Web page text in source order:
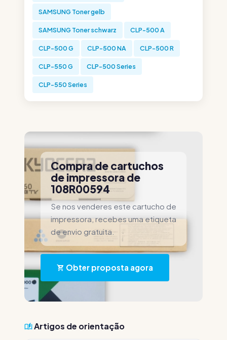
SAMSUNG Toner gelb
SAMSUNG Toner schwarz CLP-500 A
CLP-500 G CLP-500 NA CLP-500 R
CLP-550 G CLP-500 Series
CLP-550 Series
Compra de cartuchos
de impressora de
108R00594
Se nos venderes este cartucho de
impressora, recebes uma etiqueta
de envio gratuita.
Obter proposta agora
Artigos de orientação